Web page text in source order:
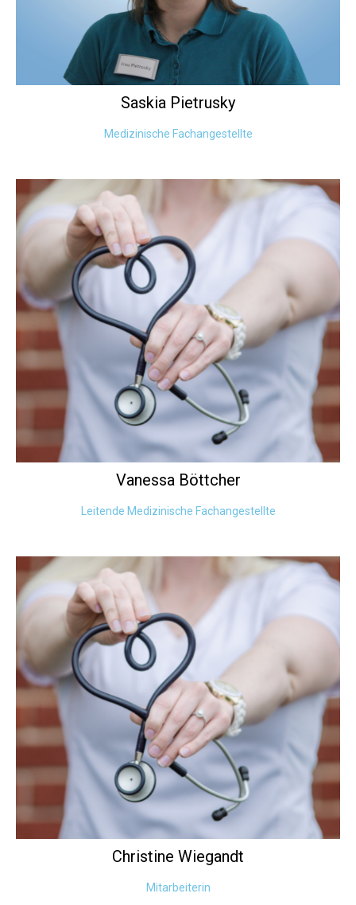
Saskia Pietrusky
Medizinische Fachangestellte
VanessaBöttcher
Leitende Medizinische Fachangestellte
Christine Wiegandt
Mitarbeiterin